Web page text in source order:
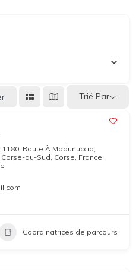
Trié Par
Route À Madunuccia,
du-Sud, Corse, France
Coordinatrices de parcours